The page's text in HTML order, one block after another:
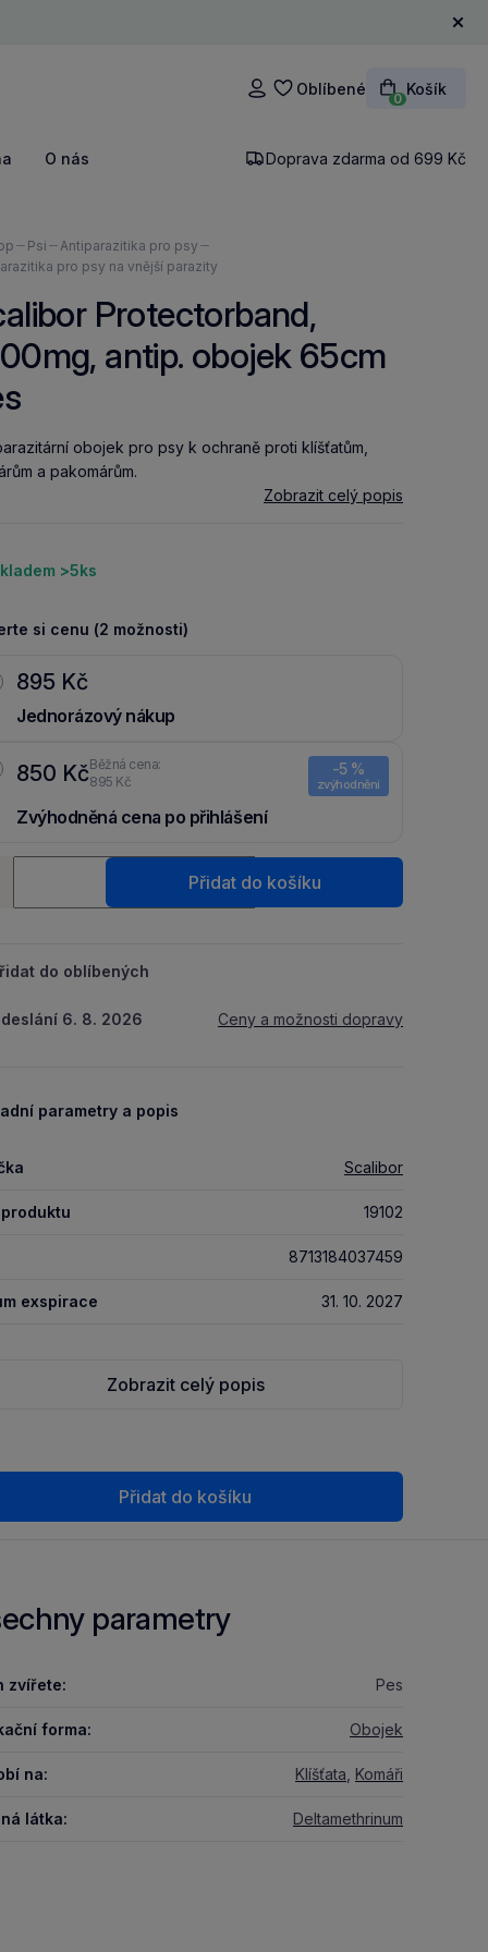
Přihlášení
Oblíbené
0
Košík
O nás Doprava zdarma od 699 Kč
Psi
Antiparazitika pro psy
pro psy na vnější parazity
Protectorband,
antip. obojek 65cm
obojek pro psy k ochraně proti klíšťatům,
a pakomárům.
Zobrazit celý popis
>5ks
si cenu (2 možnosti)
895 Kč
Jednorázový nákup
850 KčBěžná cena:
895 Kč
-5 %
zvýhodnění
Zvýhodněná cena po přihlášení
+
Přidat do košíku
do oblíbených
6. 8. 2026 Ceny a možnosti dopravy
parametry a popis
Scalibor
19102
8713184037459
exspirace 31. 10. 2027
Zobrazit celý popis
Přidat do košíku
parametry
zvířete: Pes
forma: Obojek
na: Klíšťata Komáři
látka: Deltamethrinum